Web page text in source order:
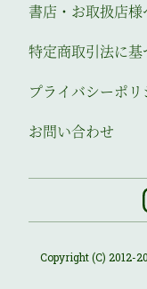
書店・お取扱店様
特定商取引法に基
プライバシーポリ
お問い合わせ
Copyright (C) 2012-